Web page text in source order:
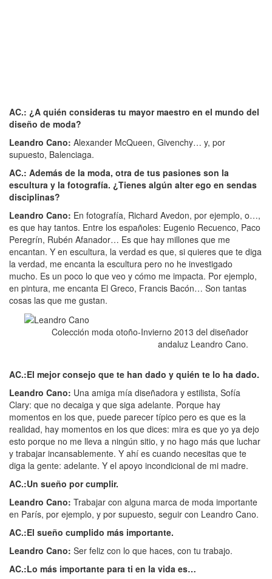
AC.: ¿A quién consideras tu mayor maestro en el mundo del
diseño de moda?
Leandro Cano: Alexander McQueen, Givenchy… y, por
supuesto, Balenciaga.
AC.: Además de la moda, otra de tus pasiones son la
escultura y la fotografía. ¿Tienes algún alter ego en sendas
disciplinas?
Leandro Cano: En fotografía, Richard Avedon, por ejemplo, o…,
es que hay tantos. Entre los españoles: Eugenio Recuenco, Paco
Peregrín, Rubén Afanador… Es que hay millones que me
encantan. Y en escultura, la verdad es que, si quieres que te diga
la verdad, me encanta la escultura pero no he investigado
mucho. Es un poco lo que veo y cómo me impacta. Por ejemplo,
en pintura, me encanta El Greco, Francis Bacón… Son tantas
cosas las que me gustan.
Colección moda otoño-Invierno 2013 del diseñador
andaluz Leandro Cano.
AC.:El mejor consejo que te han dado y quién te lo ha dado.
Leandro Cano: Una amiga mía diseñadora y estilista, Sofía
Clary: que no decaiga y que siga adelante. Porque hay
momentos en los que, puede parecer típico pero es que es la
realidad, hay momentos en los que dices: mira es que yo ya dejo
esto porque no me lleva a ningún sitio, y no hago más que luchar
y trabajar incansablemente. Y ahí es cuando necesitas que te
diga la gente: adelante. Y el apoyo incondicional de mi madre.
AC.:Un sueño por cumplir.
Leandro Cano: Trabajar con alguna marca de moda importante
en París, por ejemplo, y por supuesto, seguir con Leandro Cano.
AC.:El sueño cumplido más importante.
Leandro Cano: Ser feliz con lo que haces, con tu trabajo.
AC.:Lo más importante para ti en la vida es…